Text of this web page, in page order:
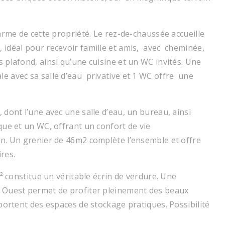
de cette propriété. Le rez-de-chaussée accueille
idéal pour recevoir famille et amis, avec cheminée,
ainsi qu’une cuisine et un WC invités. Une
avec sa salle d’eau privative et 1 WC offre une
l’une avec une salle d’eau, un bureau, ainsi
et un WC, offrant un confort de vie
Un grenier de 46m2 complète l’ensemble et offre
constitue un véritable écrin de verdure. Une
permet de profiter pleinement des beaux
des espaces de stockage pratiques. Possibilité